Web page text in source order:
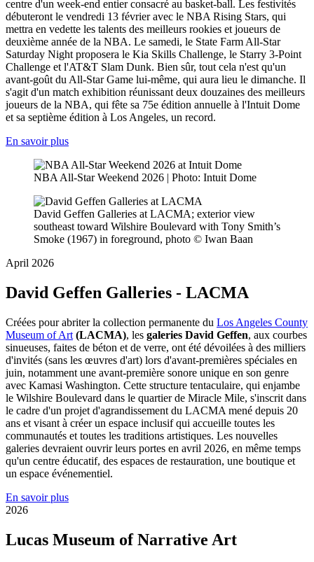
centre d'un week-end entier consacré au basket-ball. Les festivités
débuteront le vendredi 13 février avec le NBA Rising Stars, qui
mettra en vedette les talents des meilleurs rookies et joueurs de
deuxième année de la NBA. Le samedi, le State Farm All-Star
Saturday Night proposera le Kia Skills Challenge, le Starry 3-Point
Challenge et l'AT&T Slam Dunk. Bien sûr, tout cela n'est qu'un
avant-goût du All-Star Game lui-même, qui aura lieu le dimanche. Il
s'agit d'un match exhibition réunissant deux douzaines des meilleurs
joueurs de la NBA, qui fête sa 75e édition annuelle à l'Intuit Dome
et sa septième édition à Los Angeles, un record.
En savoir plus
NBA All-Star Weekend 2026 | Photo: Intuit Dome
David Geffen Galleries at LACMA; exterior view
southeast toward Wilshire Boulevard with Tony Smith’s
Smoke (1967) in foreground, photo © Iwan Baan
April 2026
David Geffen Galleries - LACMA
Créées pour abriter la collection permanente du Los Angeles County
Museum of Art (LACMA), les galeries David Geffen, aux courbes
sinueuses, faites de béton et de verre, ont été dévoilées à des milliers
d'invités (sans les œuvres d'art) lors d'avant-premières spéciales en
juin, notamment une avant-première sonore unique en son genre
avec Kamasi Washington. Cette structure tentaculaire, qui enjambe
le Wilshire Boulevard dans le quartier de Miracle Mile, s'inscrit dans
le cadre d'un projet d'agrandissement du LACMA mené depuis 20
ans et visant à créer un espace inclusif qui accueille toutes les
communautés et toutes les traditions artistiques. Les nouvelles
galeries devraient ouvrir leurs portes en avril 2026, en même temps
qu'un centre éducatif, des espaces de restauration, une boutique et
un espace événementiel.
En savoir plus
2026
Lucas Museum of Narrative Art